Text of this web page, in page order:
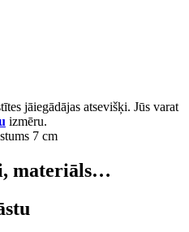
jāiegādājas atsevišķi. Jūs varat
izmēru.
7 cm
materiāls…